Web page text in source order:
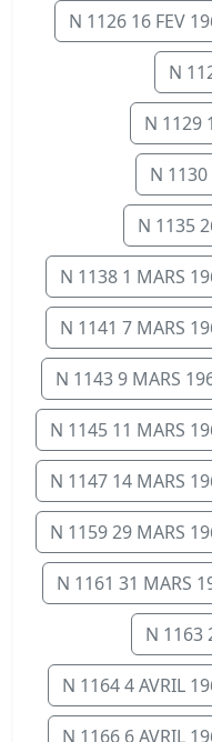
N 1126 16 FEV
N
N 1129
N 1130
N 1135
N 1138 1 MARS
N 1141 7 MARS
N 1143 9 MARS
N 1145 11 MARS
N 1147 14 MARS
N 1159 29 MARS
N 1161 31 MARS
N 1163
N 1164 4 AVRIL
N 1166 6 AVRIL